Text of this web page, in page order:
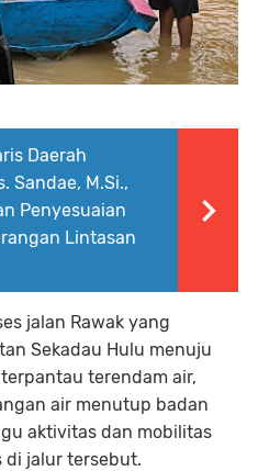
Daerah
Sandae, M.Si.,
Penyesuaian
Lintasan
jalan Rawak yang
Sekadau Hulu menuju
terendam air,
air menutup badan
aktivitas dan mobilitas
di jalur tersebut.